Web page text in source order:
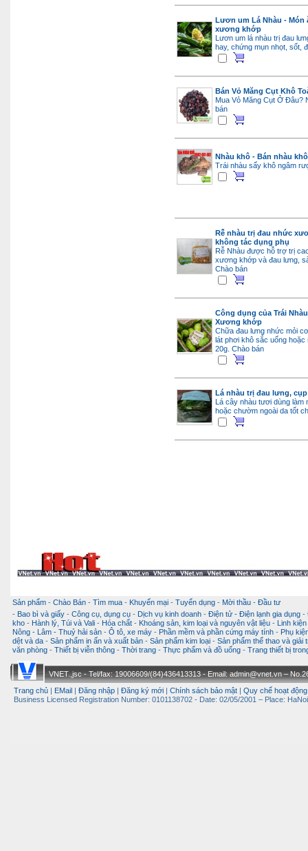
Lươn um Lá Nhàu -
xương khớp
Lươn um lá nhàu trị đau
hay, chứng mụn nhọt, sốt,
Bán Vỏ Măng Cụt Khô
Mua Vỏ Măng Cụt Ở Đâu?
bán
Nhàu khô - Bán nhàu
Trái nhàu sấy khô ngâm
Rễ nhàu trị đau nhức
không tác dụng phụ
Rễ Nhàu được hỗ trợ trị
xương khớp và đau lưng,
Chào bán
Công dụng của Trái
Xương khớp
Chữa đau lưng nhức mỏi
lát phơi khô sắc uống
20g. Chào bán
Lá nhàu trị đau lưng,
Lá cây nhàu tươi dùng
hoặc chườm ngoài da tốt
Sản phẩm - Chào Bán - Tìm mua - Khuyến mại - Tuyển dụng - Mời thầu - Đầu tư
- Bao bì và giấy - Công cụ, dụng cụ - Dịch vụ kinh doanh - Điện tử - Điện lạnh gia dụng -
kho - Hành lý, Túi và Vali - Hóa chất - Khoáng sản, kim loại và nguyên vật liệu -
Linh
Nông - Lâm - Thuỷ hải sản - Ô tô, xe máy - Phần mềm và phần cứng máy tính - Phụ
dệt và da - Sản phẩm in ấn và xuất bản - Sản phẩm kim loại - Sản phẩm thể thao và giải
văn phòng - Thiết bị viễn thông - Thời trang - Thực phẩm và đồ uống - Trang thiết bị
VNET.,jsc - Tel/fax: 19006609/(84)436413313 - Email: admin@vnet.vn –
Trang chủ
EMail Đăng nhập Đăng ký mới Chính sách bảo mật Quy chế hoạt động
Business Licensed Registration Number: 0101138702 - Date: 02/05/2001 – Place: